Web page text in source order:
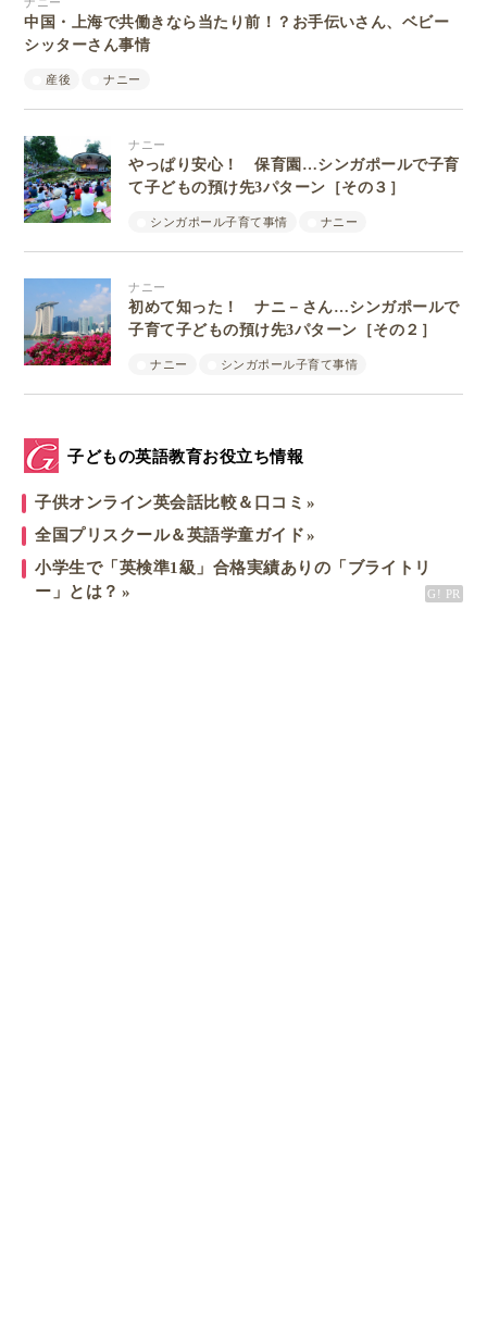
中国・上海で共働きなら当たり前！？お手伝いさん、ベビー
シッターさん事情
産後 ナニー
ナニー
やっぱり安心！ 保育園…シンガポールで子育
て子どもの預け先3パターン［その３］
シンガポール子育て事情 ナニー
ナニー
初めて知った！ ナニ－さん…シンガポールで
子育て子どもの預け先3パターン［その２］
ナニー シンガポール子育て事情
子どもの英語教育お役立ち情報
子供オンライン英会話比較＆口コミ
全国プリスクール＆英語学童ガイド
小学生で「英検準1級」合格実績ありの「ブライトリ
ー」とは？